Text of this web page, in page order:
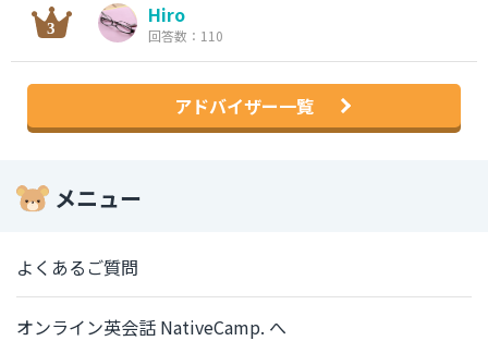
Hiro
回答数：110
アドバイザー一覧
メニュー
よくあるご質問
オンライン英会話 NativeCamp. へ